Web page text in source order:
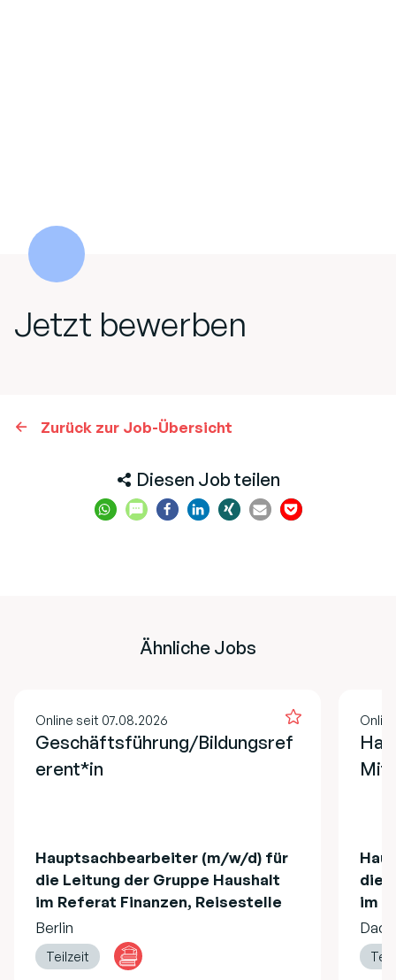
Jetzt bewerben
Zurück zur Job-Übersicht
Diesen Job teilen
Ähnliche Jobs
Online seit 07.08.2026
Geschäftsführung/Bildungsref
erent*in
Hauptsachbearbeiter (m/w/d) für
die Leitung der Gruppe Haushalt
im Referat Finanzen, Reisestelle
Berlin
Teilzeit
die
im